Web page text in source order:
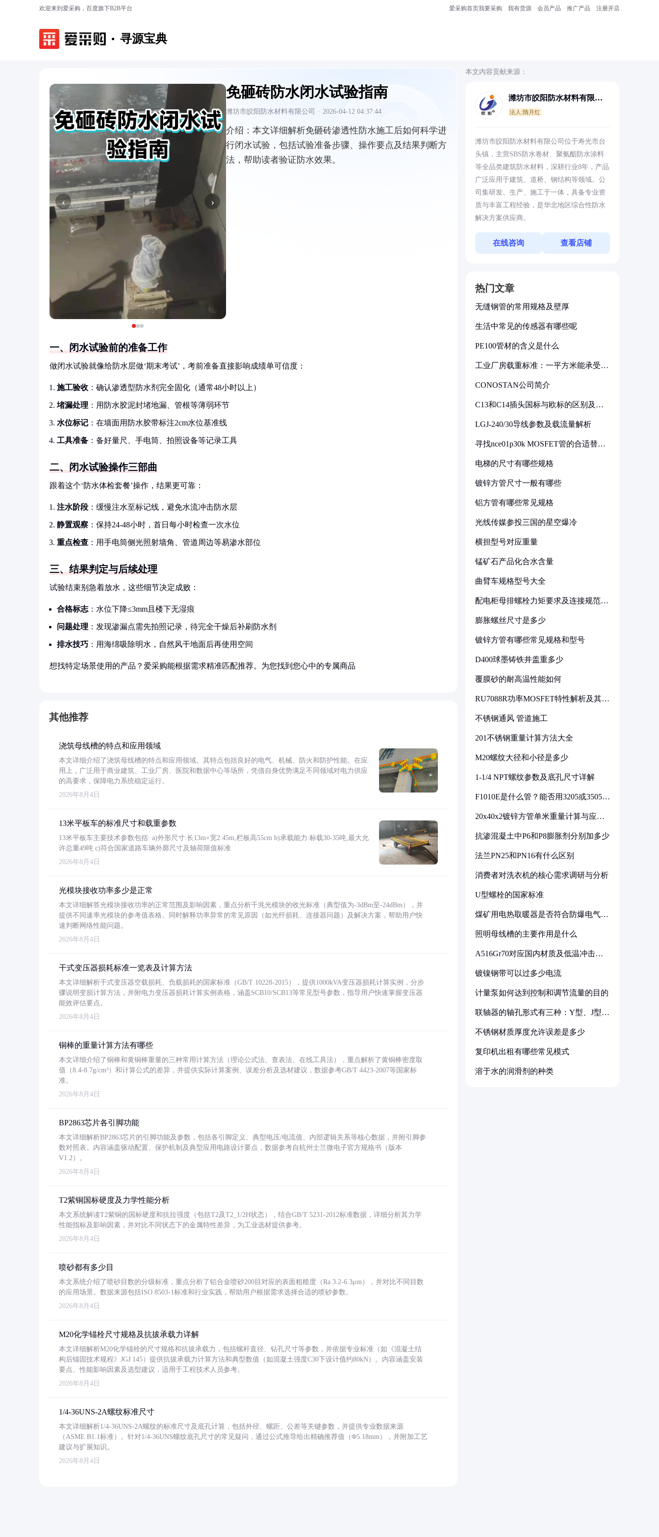
欢迎来到爱采购，百度旗下B2B平台 爱采购首页我要采购 我有货源 会员产品 推广产品 注册开店
寻源宝典
‹ ›
免砸砖防水闭水试验指南
潍坊市皎阳防水材料有限公司 · 2026-04-12 04:37:44
介绍： 本文详细解析免砸砖渗透性防水施工后如何科学进
行闭水试验，包括试验准备步骤、操作要点及结果判断方
法，帮助读者验证防水效果。
一、闭水试验前的准备工作
做闭水试验就像给防水层做‘期末考试’，考前准备直接影响成绩单可信度：
施工验收 ：确认渗透型防水剂完全固化（通常48小时以上）
堵漏处理 ：用防水胶泥封堵地漏、管根等薄弱环节
水位标记 ：在墙面用防水胶带标注2cm水位基准线
工具准备 ：备好量尺、手电筒、拍照设备等记录工具
二、闭水试验操作三部曲
跟着这个‘防水体检套餐’操作，结果更可靠：
注水阶段 ：缓慢注水至标记线，避免水流冲击防水层
静置观察 ：保持24-48小时，首日每小时检查一次水位
重点检查 ：用手电筒侧光照射墙角、管道周边等易渗水部位
三、结果判定与后续处理
试验结束别急着放水，这些细节决定成败：
合格标志 ：水位下降≤3mm且楼下无湿痕
问题处理 ：发现渗漏点需先拍照记录，待完全干燥后补刷防水剂
排水技巧 ：用海绵吸除明水，自然风干地面后再使用空间
想找特定场景使用的产品？爱采购能根据需求精准匹配推荐。为您找到您心中的专属商品
其他推荐
浇筑母线槽的特点和应用领域
本文详细介绍了浇筑母线槽的特点和应用领域。其特点包括良好的电气、机械、防火和防护性能。在应
用上，广泛用于商业建筑、工业厂房、医院和数据中心等场所，凭借自身优势满足不同领域对电力供应
的高要求，保障电力系统稳定运行。
2026年8月4日
13米平板车的标准尺寸和载重参数
13米平板车主要技术参数包括: a)外形尺寸:长13m×宽2.45m,栏板高55cm b)承载能力:标载30-35吨,最大允
许总重49吨 c)符合国家道路车辆外廓尺寸及轴荷限值标准
2026年8月4日
光模块接收功率多少是正常
本文详细解答光模块接收功率的正常范围及影响因素，重点分析千兆光模块的收光标准（典型值为-3dBm至-24dBm），并
提供不同速率光模块的参考值表格。同时解释功率异常的常见原因（如光纤损耗、连接器问题）及解决方案，帮助用户快
速判断网络性能问题。
2026年8月4日
干式变压器损耗标准一览表及计算方法
本文详细解析干式变压器空载损耗、负载损耗的国家标准（GB/T 10228-2015），提供1000kVA变压器损耗计算实例，分步
骤说明变损计算方法，并附电力变压器损耗计算实例表格，涵盖SCB10/SCB13等常见型号参数，指导用户快速掌握变压器
能效评估要点。
2026年8月4日
铜棒的重量计算方法有哪些
本文详细介绍了铜棒和黄铜棒重量的三种常用计算方法（理论公式法、查表法、在线工具法），重点解析了黄铜棒密度取
值（8.4-8.7g/cm³）和计算公式的差异，并提供实际计算案例、误差分析及选材建议，数据参考GB/T 4423-2007等国家标
准。
2026年8月4日
BP2863芯片各引脚功能
本文详细解析BP2863芯片的引脚功能及参数，包括各引脚定义、典型电压/电流值、内部逻辑关系等核心数据，并附引脚参
数对照表。内容涵盖驱动配置、保护机制及典型应用电路设计要点，数据参考自杭州士兰微电子官方规格书（版本
V1.2）。
2026年8月4日
T2紫铜国标硬度及力学性能分析
本文系统解读T2紫铜的国标硬度和抗拉强度（包括T2及T2_1/2H状态），结合GB/T 5231-2012标准数据，详细分析其力学
性能指标及影响因素，并对比不同状态下的金属特性差异，为工业选材提供参考。
2026年8月4日
喷砂都有多少目
本文系统介绍了喷砂目数的分级标准，重点分析了铝合金喷砂200目对应的表面粗糙度（Ra 3.2-6.3μm），并对比不同目数
的应用场景。数据来源包括ISO 8503-1标准和行业实践，帮助用户根据需求选择合适的喷砂参数。
2026年8月4日
M20化学锚栓尺寸规格及抗拔承载力详解
本文详细解析M20化学锚栓的尺寸规格和抗拔承载力，包括螺杆直径、钻孔尺寸等参数，并依据专业标准（如《混凝土结
构后锚固技术规程》JGJ 145）提供抗拔承载力计算方法和典型数值（如混凝土强度C30下设计值约80kN）。内容涵盖安装
要点、性能影响因素及选型建议，适用于工程技术人员参考。
2026年8月4日
1/4-36UNS-2A螺纹标准尺寸
本文详细解析1/4-36UNS-2A螺纹的标准尺寸及底孔计算，包括外径、螺距、公差等关键参数，并提供专业数据来源
（ASME B1.1标准）。针对1/4-36UNS螺纹底孔尺寸的常见疑问，通过公式推导给出精确推荐值（Φ5.18mm），并附加工艺
建议与扩展知识。
2026年8月4日
本文内容贡献来源：
潍坊市皎阳防水材料有限公
法人:隋月红
潍坊市皎阳防水材料有限公司位于寿光市台
头镇，主营SBS防水卷材、聚氨酯防水涂料
等全品类建筑防水材料，深耕行业8年，产品
广泛应用于建筑、道桥、钢结构等领域。公
司集研发、生产、施工于一体，具备专业资
质与丰富工程经验，是华北地区综合性防水
解决方案供应商。
在线咨询 查看店铺
热门文章
无缝钢管的常用规格及壁厚
生活中常见的传感器有哪些呢
PE100管材的含义是什么
工业厂房载重标准：一平方米能承受多
CONOSTAN公司简介
C13和C14插头国标与欧标的区别及其
LGJ-240/30导线参数及载流量解析
寻找nce01p30k MOSFET管的合适替代
电梯的尺寸有哪些规格
镀锌方管尺寸一般有哪些
铝方管有哪些常见规格
光线传媒参投三国的星空爆冷
横担型号对应重量
锰矿石产品化合水含量
曲臂车规格型号大全
配电柜母排螺栓力矩要求及连接规范详
膨胀螺丝尺寸是多少
镀锌方管有哪些常见规格和型号
D400球墨铸铁井盖重多少
覆膜砂的耐高温性能如何
RU7088R功率MOSFET特性解析及其在
不锈钢通风 管道施工
201不锈钢重量计算方法大全
M20螺纹大径和小径是多少
1-1/4 NPT螺纹参数及底孔尺寸详解
F1010E是什么管？能否用3205或3505代
20x40x2镀锌方管单米重量计算与应用
抗渗混凝土中P6和P8膨胀剂分别加多少
法兰PN25和PN16有什么区别
消费者对洗衣机的核心需求调研与分析
U型螺栓的国家标准
煤矿用电热取暖器是否符合防爆电气设
照明母线槽的主要作用是什么
A516Gr70对应国内材质及低温冲击要
镀镍钢带可以过多少电流
计量泵如何达到控制和调节流量的目的
联轴器的轴孔形式有三种：Y型、J型、
不锈钢材质厚度允许误差是多少
复印机出租有哪些常见模式
溶于水的润滑剂的种类